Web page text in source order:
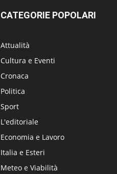
CATEGORIE POPOLARI
Attualità
Cultura e Eventi
Cronaca
Politica
Sport
L'editoriale
Economia e Lavoro
Italia e Esteri
Meteo e Viabilità